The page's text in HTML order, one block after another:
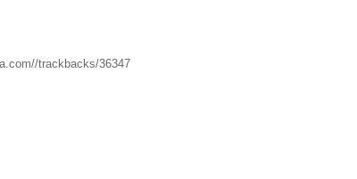
trackbacks/36347